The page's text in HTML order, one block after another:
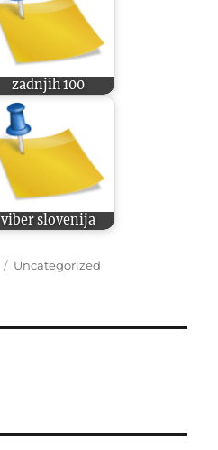
zadnjih 100
viber slovenija
Categories
Uncategorized